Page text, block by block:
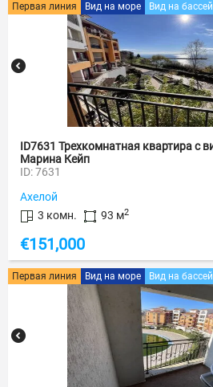
Первая линия Вид на море Вид на
ID7631 Трехкомнатная квартира с
Марина Кейп
ID: 7631
Ахелой
3 комн.
93 м2
€151,000
Первая линия Вид на море Вид на